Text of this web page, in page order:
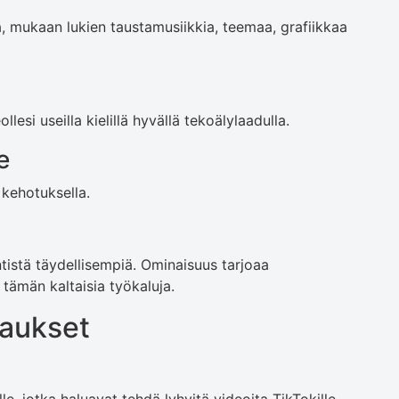
lukien taustamusiikkia, teemaa, grafiikkaa
useilla kielillä hyvällä tekoälylaadulla.
täydellisempiä. Ominaisuus tarjoaa
kaltaisia ​​työkaluja.